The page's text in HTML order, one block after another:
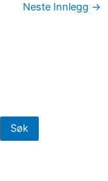
Neste Innlegg →
Søk